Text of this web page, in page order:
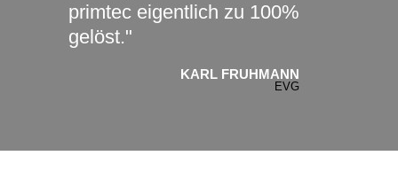
primtec eigentlich zu 100%
gelöst."
KARL FRUHMANN
EVG